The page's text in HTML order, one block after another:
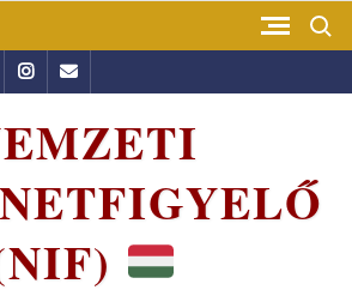
Instagram
Email